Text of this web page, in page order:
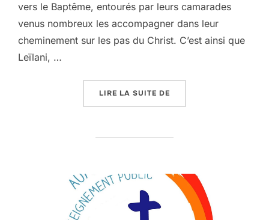
vers le Baptême, entourés par leurs camarades
venus nombreux les accompagner dans leur
cheminement sur les pas du Christ. C’est ainsi que
Leïlani, …
LIRE LA SUITE DE